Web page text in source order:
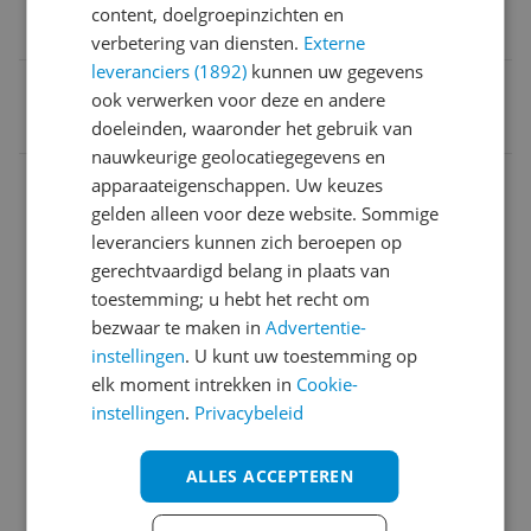
8712876161748
Afmetingen
Afmetingen & Inhoud
Algemeen
Algemene kenmerken
Capaciteit
Energie
Functies
content, doelgroepinzichten en
verbetering van diensten. Externe
leveranciers (1892) kunnen uw gegevens
ook verwerken voor deze en andere
doeleinden, waaronder het gebruik van
nauwkeurige geolocatiegegevens en
apparaateigenschappen. Uw keuzes
gelden alleen voor deze website. Sommige
leveranciers kunnen zich beroepen op
gerechtvaardigd belang in plaats van
toestemming; u hebt het recht om
bezwaar te maken inAdvertentie-
instellingen. U kunt uw toestemming op
elk moment intrekken in Cookie-
instellingen. Privacybeleid
ALLES ACCEPTEREN